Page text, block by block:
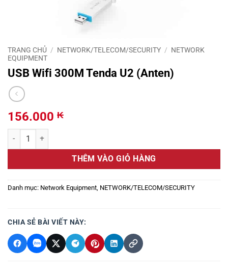
TRANG CHỦ / NETWORK/TELECOM/SECURITY / NETWORK
EQUIPMENT
USB Wifi 300M Tenda U2 (Anten)
156.000 ₭
USB Wifi 300M Tenda U2 (Anten) số lượng
THÊM VÀO GIỎ HÀNG
Danh mục: Network Equipment NETWORK/TELECOM/SECURITY
CHIA SẺ BÀI VIẾT NÀY: